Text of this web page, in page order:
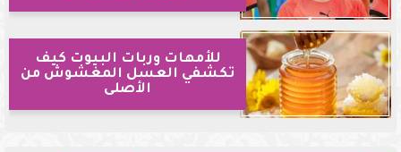
للأمهات وربات البيوت كيف
تكشفي العسل المغشوش من
الأصلى